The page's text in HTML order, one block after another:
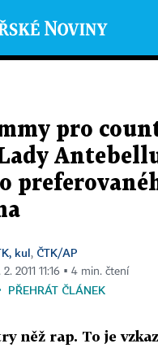
pro
kul, ČTK/AP
2. 2011 11:16 ▪ 4 min. čtení
PŘEHRÁT ČLÁNEK
něž rap. To je